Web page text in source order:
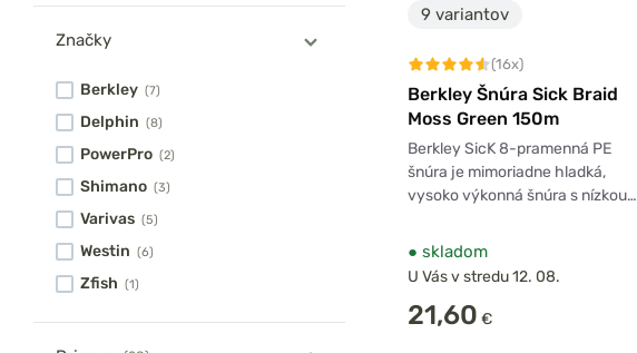
Značky
Berkley (7)
Delphin (8)
PowerPro (2)
Shimano (3)
Varivas (5)
Westin (6)
Zfish (1)
9 variantov
(16x)
Berkley Šnúra Sick Braid
Moss Green 150m
Berkley SicK 8-pramenná PE
šnúra je mimoriadne hladká,
vysoko výkonná šnúra s nízkou…
● skladom
U Vás v stredu 12. 08.
21,60 €